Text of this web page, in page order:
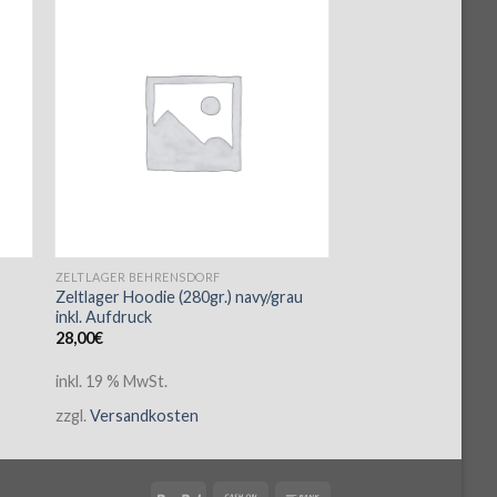
ZELTLAGER BEHRENSDORF
Zeltlager Hoodie (280gr.) navy/grau
inkl. Aufdruck
28,00€
inkl. 19 % MwSt.
zzgl. Versandkosten